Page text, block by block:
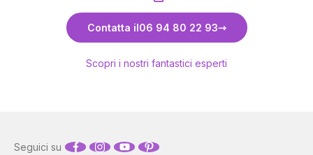
Contatta il06 94 80 22 93
Scopri i nostri fantastici esperti
Seguici su